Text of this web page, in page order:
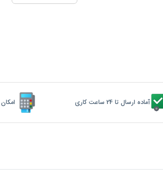
آماده ارسال تا 24 ساعت کاری